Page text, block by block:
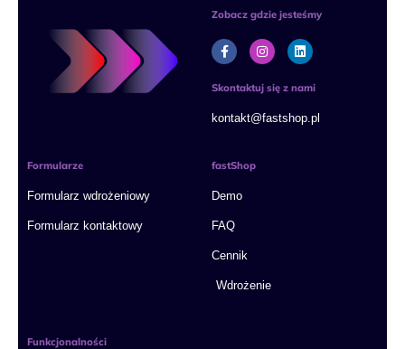
Zobacz gdzie jesteśmy
F
a
b
o
I
n
t
a
r
L
i
e
i
Skontaktuj się z nami
kontakt@fastshop.pl
Formularze
Formularz wdrożeniowy
Formularz kontaktowy
fastShop
Demo
FAQ
Cennik
Wdrożenie
Funkcjonalności